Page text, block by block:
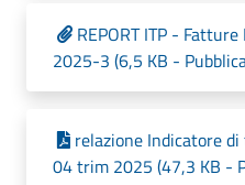
REPORT ITP -
2025-3 (6,5 KB -
relazione Indicatore
04 trim 2025 (47,3 KB -